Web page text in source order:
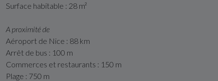
Surface habitable : 28 m²
A proximité de
Aéroport de Nice : 88 km
Arrêt de bus : 100 m
Commerces et restaurants : 150 m
Plage : 750 m